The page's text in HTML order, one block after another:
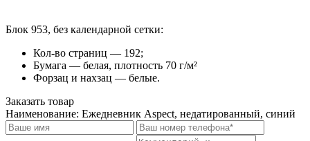
Блок 953, без календарной сетки:
Кол-во страниц — 192;
Бумага — белая, плотность 70 г/м²
Форзац и нахзац — белые.
Заказать товар
Наименование: Ежедневник Aspect, недатированный, синий